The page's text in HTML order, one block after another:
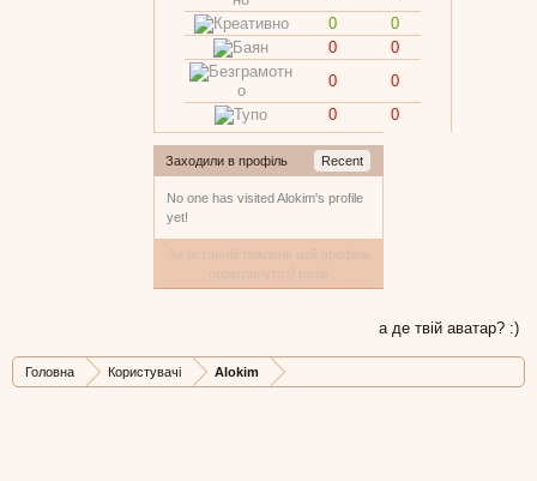
0
0
0
0
0
0
0
0
Заходили в профіль Recent
No one has visited Alokim's profile
yet!
а де твій аватар? :)
Головна Користувачі Alokim